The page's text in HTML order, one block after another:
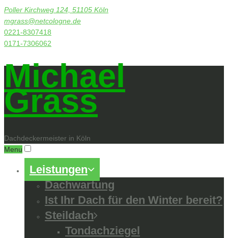
Poller Kirchweg 124, 51105 Köln
mgrass@netcologne.de
0221-8307418
0171-7306062
Michael
Grass
Dachdeckermeister in Köln
Menu
Leistungen
Dachwartung
Ist Ihr Dach für den Winter bereit?
Steildach
Tondachziegel